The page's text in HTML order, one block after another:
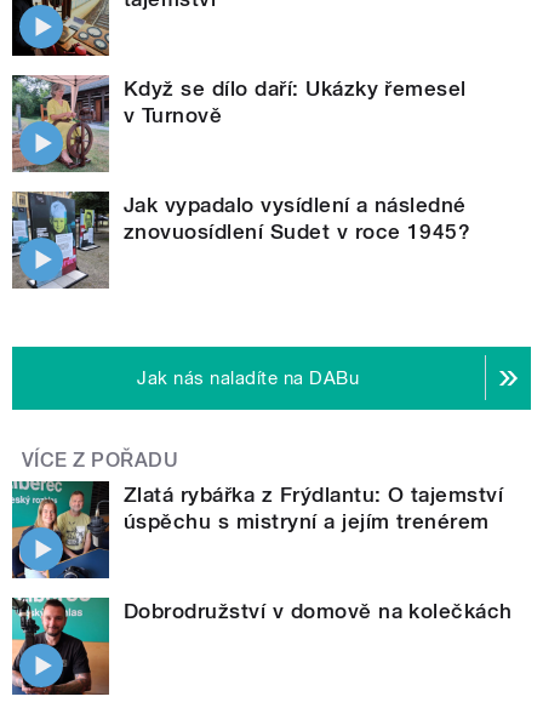
Když se dílo daří: Ukázky řemesel
v Turnově
Jak vypadalo vysídlení a následné
znovuosídlení Sudet v roce 1945?
Jak nás naladíte na DABu
VÍCE Z POŘADU
Zlatá rybářka z Frýdlantu: O tajemství
úspěchu s mistryní a jejím trenérem
Dobrodružství v domově na kolečkách